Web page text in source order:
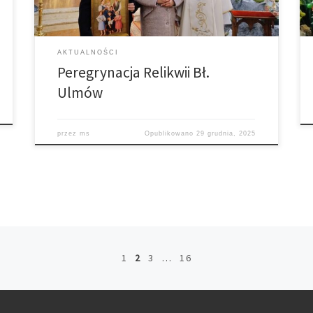
sąsiedzi […]
AKTUALNOŚCI
Peregrynacja Relikwii Bł.
Ulmów
przezms Opublikowano 29 grudnia, 2025
1 2 3 … 16